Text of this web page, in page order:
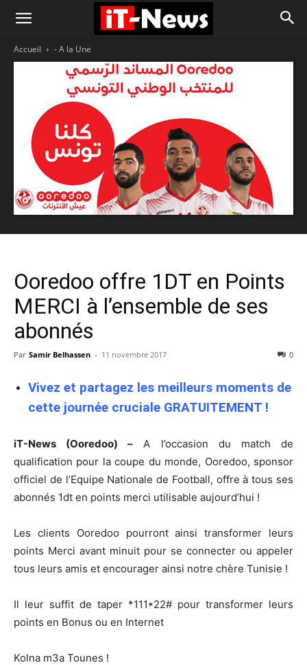
Accueil - A la Une
Ooredoo offre 1DT en Points
MERCI à l’ensemble de ses
abonnés
Par Samir Belhassen - 11 novembre 2017 0
Vivez et partagez les meilleurs moments de
cette journée cruciale GRATUITEMENT !
iT-News (Ooredoo) – A l’occasion du match de
qualification pour la coupe du monde, Ooredoo, sponsor
officiel de l’Equipe Nationale de Football, offre à tous ses
abonnés 1dt en points merci utilisable aujourd’hui !
Les clients Ooredoo pourront ainsi transformer leurs
points Merci avant minuit pour se connecter ou appeler
tous leurs amis et encourager ainsi notre chère Tunisie !
Il leur suffit de taper *111*22# pour transformer leurs
points en Bonus ou en Internet
Kolna m3a Tounes !